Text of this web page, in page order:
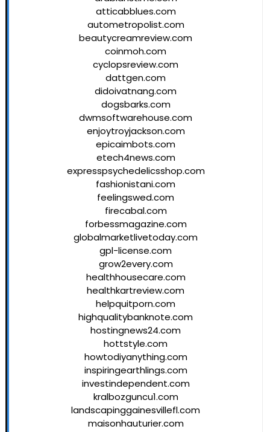
atticabblues.com
autometropolist.com
beautycreamreview.com
coinmoh.com
cyclopsreview.com
dattgen.com
didoivatnang.com
dogsbarks.com
dwmsoftwarehouse.com
enjoytroyjackson.com
epicaimbots.com
etech4news.com
expresspsychedelicsshop.com
fashionistani.com
feelingswed.com
firecabal.com
forbessmagazine.com
globalmarketlivetoday.com
gpl-license.com
grow2every.com
healthhousecare.com
healthkartreview.com
helpquitporn.com
highqualitybanknote.com
hostingnews24.com
hottstyle.com
howtodiyanything.com
inspiringearthlings.com
investindependent.com
kralbozguncu1.com
landscapinggainesvillefl.com
maisonhauturier.com